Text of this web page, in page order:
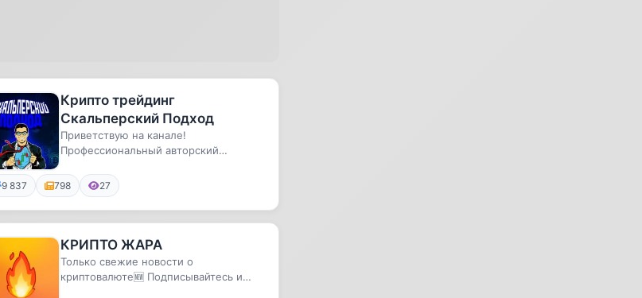
Крипто трейдинг
Скальперский Подход
Приветствую на канале!
Профессиональный авторский
Лучшие беспла...
9 837 798 27
КРИПТО ЖАРА
Только свежие новости о
криптовалюте🆕 Подписывайтесь и